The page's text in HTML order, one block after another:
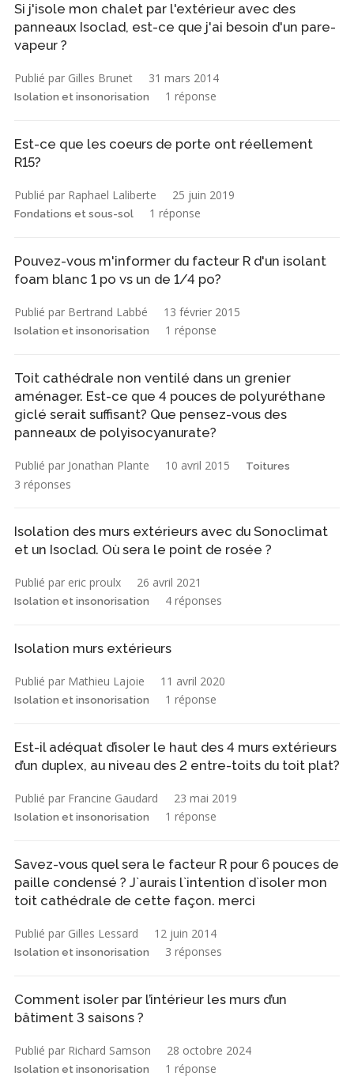
Si j'isole mon chalet par l'extérieur avec des
panneaux Isoclad, est-ce que j'ai besoin d'un pare-
vapeur ?
Publié par Gilles Brunet 31 mars 2014
Isolation et insonorisation 1 réponse
Est-ce que les coeurs de porte ont réellement
R15?
Publié par Raphael Laliberte 25 juin 2019
Fondations et sous-sol 1 réponse
Pouvez-vous m'informer du facteur R d'un isolant
foam blanc 1 po vs un de 1/4 po?
Publié par Bertrand Labbé 13 février 2015
Isolation et insonorisation 1 réponse
Toit cathédrale non ventilé dans un grenier
aménager. Est-ce que 4 pouces de polyuréthane
giclé serait suffisant? Que pensez-vous des
panneaux de polyisocyanurate?
Publié par Jonathan Plante 10 avril 2015 Toitures
3 réponses
Isolation des murs extérieurs avec du Sonoclimat
et un Isoclad. Où sera le point de rosée ?
Publié par eric proulx 26 avril 2021
Isolation et insonorisation 4 réponses
Isolation murs extérieurs
Publié par Mathieu Lajoie 11 avril 2020
Isolation et insonorisation 1 réponse
Est-il adéquat d’isoler le haut des 4 murs extérieurs
d’un duplex, au niveau des 2 entre-toits du toit plat?
Publié par Francine Gaudard 23 mai 2019
Isolation et insonorisation 1 réponse
Savez-vous quel sera le facteur R pour 6 pouces de
paille condensé ? J`aurais l`intention d`isoler mon
toit cathédrale de cette façon. merci
Publié par Gilles Lessard 12 juin 2014
Isolation et insonorisation 3 réponses
Comment isoler par l’intérieur les murs d’un
bâtiment 3 saisons ?
Publié par Richard Samson 28 octobre 2024
Isolation et insonorisation 1 réponse